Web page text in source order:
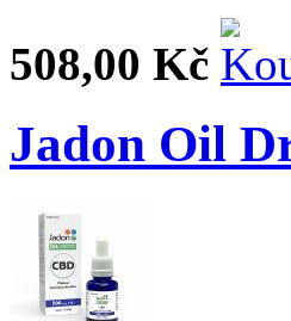
508,00 Kč
Jadon Oil